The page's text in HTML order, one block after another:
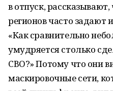
в отпуск,
регионов часто задают
«Как сравнительно
умудряется столько
СВО?» Потому что они
маскировочные сети,